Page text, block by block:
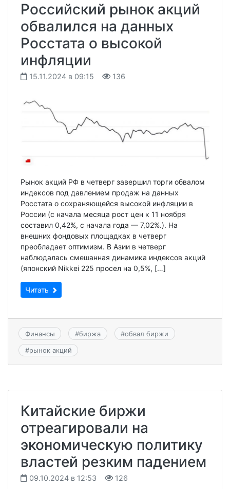
Российский рынок акций
обвалился на данных
Росстата о высокой
инфляции
15.11.2024 в 09:15 136
Рынок акций РФ в четверг завершил торги обвалом
индексов под давлением продаж на данных
Росстата о сохраняющейся высокой инфляции в
России (с начала месяца рост цен к 11 ноября
составил 0,42%, с начала года — 7,02%.). На
внешних фондовых площадках в четверг
преобладает оптимизм. В Азии в четверг
наблюдалась смешанная динамика индексов акций
(японский Nikkei 225 просел на 0,5%, […]
Читать
Финансы #биржа #обвал биржи
#рынок акций
Китайские биржи
отреагировали на
экономическую политику
властей резким падением
09.10.2024 в 12:53 126